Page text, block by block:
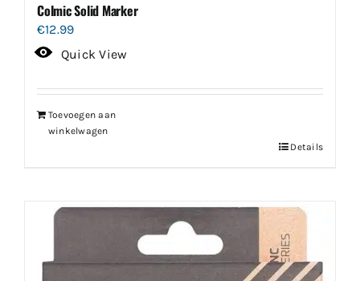
Colmic Solid Marker
€12.99
Quick View
Toevoegen aan
winkelwagen
Details